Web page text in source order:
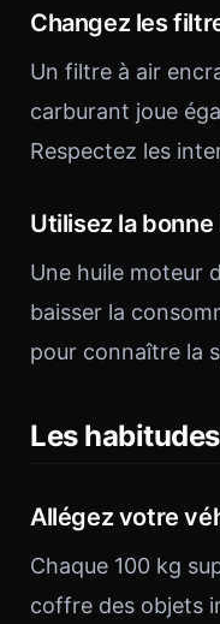
Changez les
Un filtre à air
carburant joue
Respectez les
Utilisez la
Une huile moteur
baisser la
pour connaître la
Les
Allégez votre
Chaque 100 kg
coffre des objets